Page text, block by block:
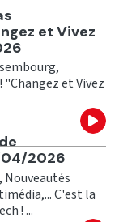
et Vivez
et Vivez
04/2026
C'est la
! ...